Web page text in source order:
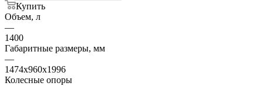
Купить
Объем, л
—
1400
Габаритные размеры, мм
—
1474x960x1996
Колесные опоры